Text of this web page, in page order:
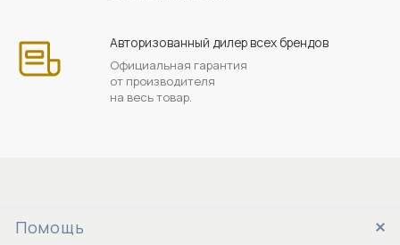
Авторизованный дилер всех брендов
Официальная гарантия
от производителя
на весь товар.
Помощь